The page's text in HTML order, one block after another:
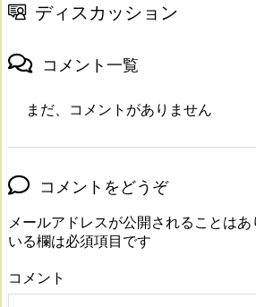
ディスカッション
コメント一覧
まだ、コメントがありません
コメントをどうぞ
メールアドレスが公開されることはあ
いる欄は必須項目です
コメント